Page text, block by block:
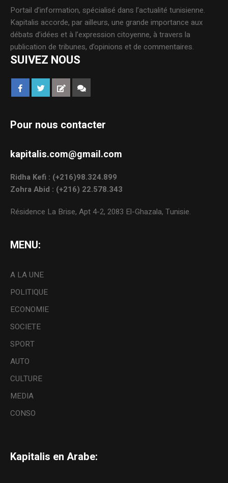
Portail d’information, spécialisé dans l’actualité tunisienne.
Kapitalis accorde, par ailleurs, une grande importance aux
débats d’idées et à l’expression citoyenne, à travers la
publication de tribunes, d’opinions et de commentaires.
SUIVEZ NOUS
Pour nous contacter
kapitalis.com@gmail.com
Ridha Kefi : (+216)98.324.899
Zohra Abid : (+216) 22.578.343
Résidence La Brise, Apt 4-2, 2083 El-Ghazala, Tunisie.
MENU:
A LA UNE
POLITIQUE
ECONOMIE
SOCIETE
SPORT
AUTO
CULTURE
MEDIA
CONSO
Kapitalis en Arabe: